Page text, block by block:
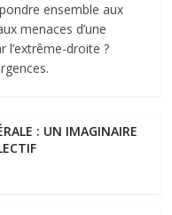
ensemble aux
menaces d’une
l’extrême-droite ?
: UN IMAGINAIRE